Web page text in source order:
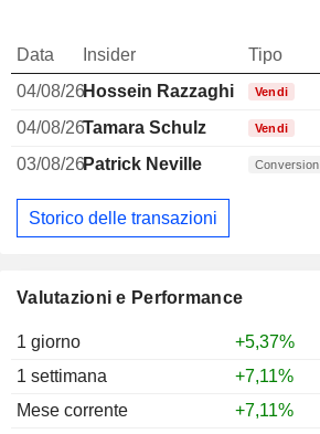
Valutazioni e Performance
1 giorno
+5,37%
1 settimana
+7,11%
Mese corrente
+7,11%
Data Insider Tipo
04/08/26Hossein Razzaghi Vendi
04/08/26Tamara Schulz Vendi
03/08/26Patrick Neville Conversion
Storico delle transazioni